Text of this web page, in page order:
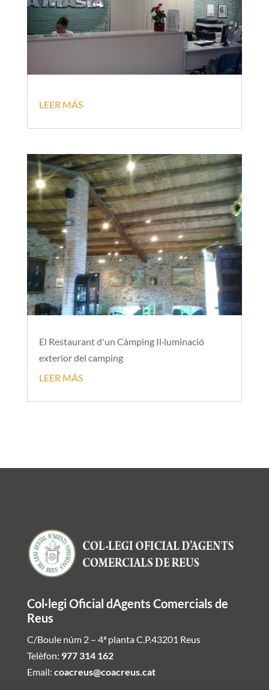
LEER MÁS
El Restaurant d'un Càmping Il·luminació
exterior del camping
LEER MÁS
Col·legi Oficial dAgents Comercials de
Reus
C/Boule núm 2 – 4ª planta C.P.43201 Reus
Telèfon: 977 314 162
Email: coacreus@coacreus.cat